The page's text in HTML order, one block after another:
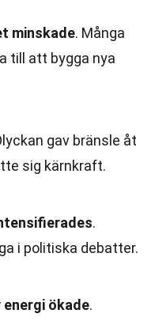
minskade. Många
till att bygga nya
gav bränsle åt
sig kärnkraft.
.
i politiska debatter.
ökade.